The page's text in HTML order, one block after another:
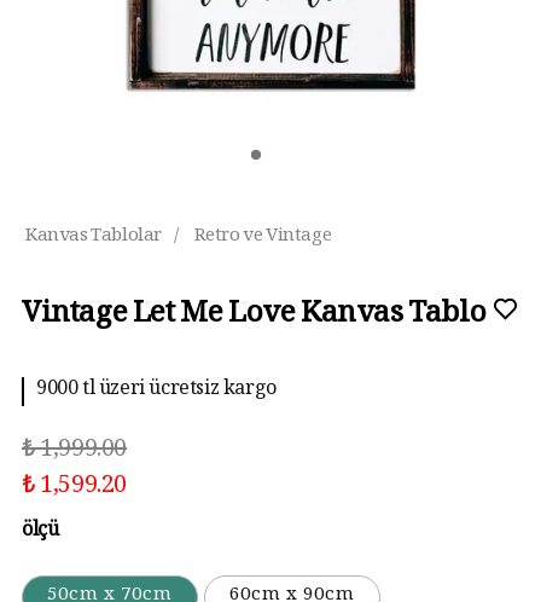
Kanvas Tablolar / Retro ve Vintage
Vintage Let Me Love Kanvas Tablo
9000 tl üzeri ücretsiz kargo
₺ 1,999.00
₺ 1,599.20
ölçü